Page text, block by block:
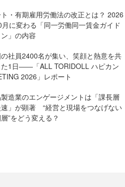
・有期雇用労働法の改正とは？ 2026
に変わる「同一労働同一賃金ガイド
」の内容
社員2400名が集い、笑顔と熱意を共
1日――「ALL TORIDOLL ハピカン
2026」レポート
造業のエンゲージメントは「課長層
」が顕著 “経営と現場をつなげない
”をどう変える？